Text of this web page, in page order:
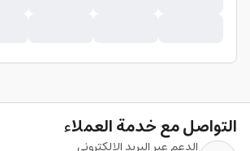
التواصل مع خدمة العملاء
الدعم عبر البريد الإلكتروني